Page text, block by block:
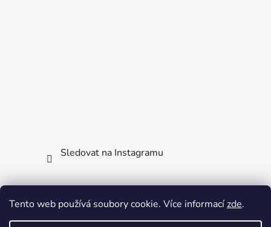
Tento web používá soubory cookie. Více informacízde.
Sledovat na Instagramu
Facebook